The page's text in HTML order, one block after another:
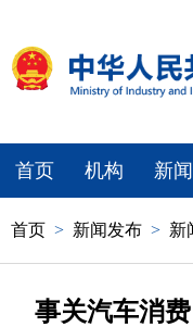
首页 机构 新闻
首页 > 新闻发布 > 新
事关汽车消